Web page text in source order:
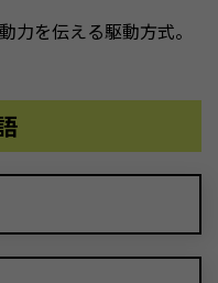
力を伝える駆動方式。